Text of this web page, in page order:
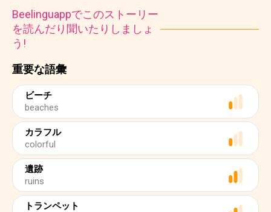
重要な語彙
ビーチ
beaches
カラフル
colorful
遺跡
ruins
トランペット
Beelinguappでこのストーリー
を読んだり聞いたりしましょ
う!